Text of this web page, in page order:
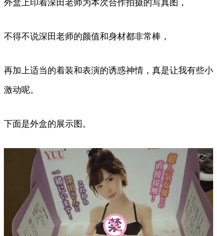
外盒上印着深田老师为本次合作拍摄的写真图，
不得不说深田老师的颜值和身材都非常棒，
再加上适当的着装和表演的诱惑神情，真是让我有些小
激动呢。
下面是外盒的展示图。